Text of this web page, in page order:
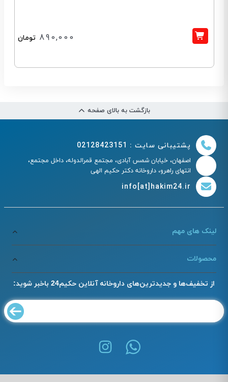
890,000 تومان
بازگشت به بالای صفحه
پشتیبانی سایت : 02128423151
اصفهان، خیابان شمس آبادی، مجتمع قمرالدوله، داخل مجتمع،
انتهای راهرو، داروخانه دکتر حکیم الهی
info[at]hakim24.ir
لینک های مهم
محصولات
از تخفیف‌ها و جدیدترین‌های داروخانه آنلاین حکیم24 باخبر شوید: